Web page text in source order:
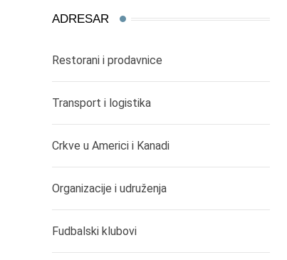
ADRESAR
Restorani i prodavnice
Transport i logistika
Crkve u Americi i Kanadi
Organizacije i udruženja
Fudbalski klubovi